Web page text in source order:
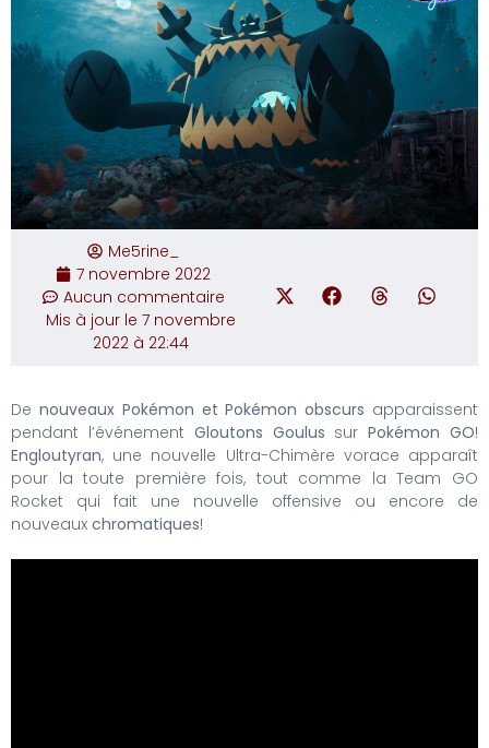
Me5rine_
7 novembre 2022
Aucun commentaire
Mis à jour le 7 novembre
2022 à 22:44
De nouveaux Pokémon et Pokémon obscurs apparaissent
pendant l’événement Gloutons Goulus surPokémon GO!
Engloutyran, une nouvelle Ultra-Chimère vorace apparaît
pour la toute première fois, tout comme la Team GO
Rocket qui fait une nouvelle offensive ou encore de
nouveaux chromatiques!